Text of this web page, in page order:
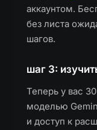
аккаунтом.
без листа
шагов.
шаг 3:
Теперь у вас
моделью
и доступ к